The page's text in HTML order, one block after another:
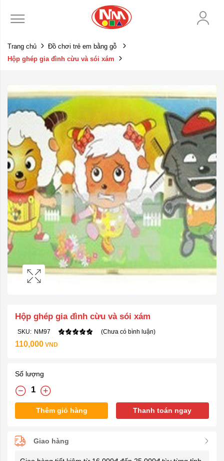
Trang chủ
Đồ chơi trẻ em bằng gỗ
Hộp ghép gia đình cừu và sói xám
Hộp ghép gia đình cừu và sói xám
SKU: NM97 (Chưa có bình luận)
110,000 VND
Số lượng
Thêm giỏ hàng Thanh toán ngay
Giao hàng